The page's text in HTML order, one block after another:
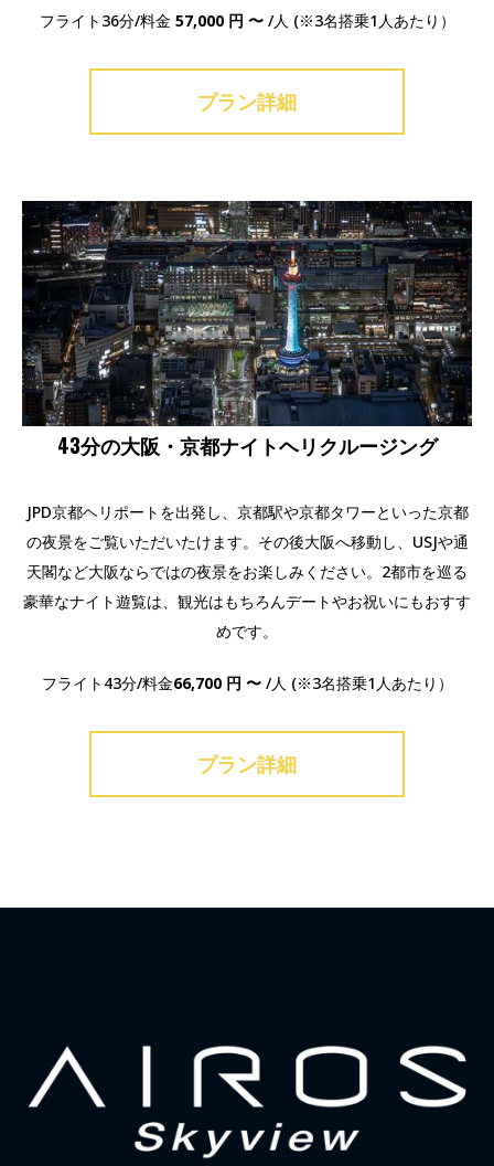
フライト36分/料金 57,000 円 〜/人 (※3名搭乗1人あたり）
プラン詳細
43分の大阪・京都ナイトヘリクルージング
JPD京都ヘリポートを出発し、京都駅や京都タワーといった京都
の夜景をご覧いただいたけます。その後大阪へ移動し、USJや通
天閣など大阪ならではの夜景をお楽しみください。2都市を巡る
豪華なナイト遊覧は、観光はもちろんデートやお祝いにもおすす
めです。
フライト43分/料金66,700 円 〜/人 (※3名搭乗1人あたり）
プラン詳細